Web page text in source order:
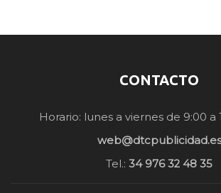
CONTACTO
Horario: lunes a viernes de 9:00 a
web@dtcpublicidad.es
Tel.: 34 976 32 48 35